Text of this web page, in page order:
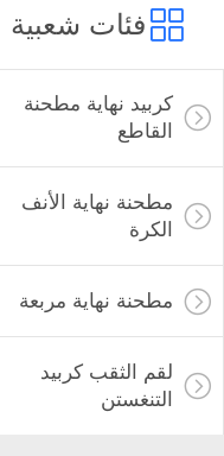
فئات شعبية
كربيد نهاية مطحنة
القاطع
مطحنة نهاية الأنف
الكرة
مطحنة نهاية مربعة
لقم الثقب كربيد
التنغستن